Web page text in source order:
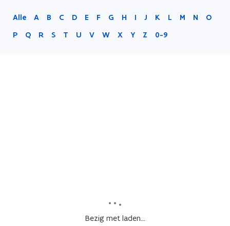
Alle A B C D E F G H I J K L M N
O
P
Q R S T U V W X Y Z 0-9
Bezig met laden...